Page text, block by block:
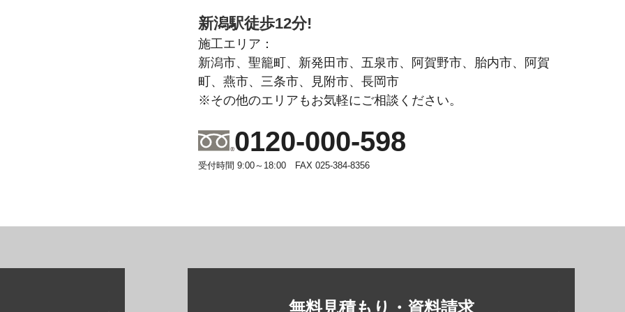
新潟駅徒歩12分!
施工エリア：
新潟市、聖籠町、新発田市、五泉市、阿賀野市、胎内市、阿賀
町、燕市、三条市、見附市、長岡市
※その他のエリアもお気軽にご相談ください。
0120-000-598
受付時間 9:00～18:00 FAX 025-384-8356
無料見積もり・資料請求